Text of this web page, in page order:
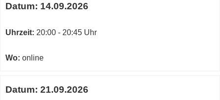
zum
Kurs
Datum: 14.09.2026
Uhrzeit: 20:00 - 20:45 Uhr
Wo: online
Datum: 21.09.2026